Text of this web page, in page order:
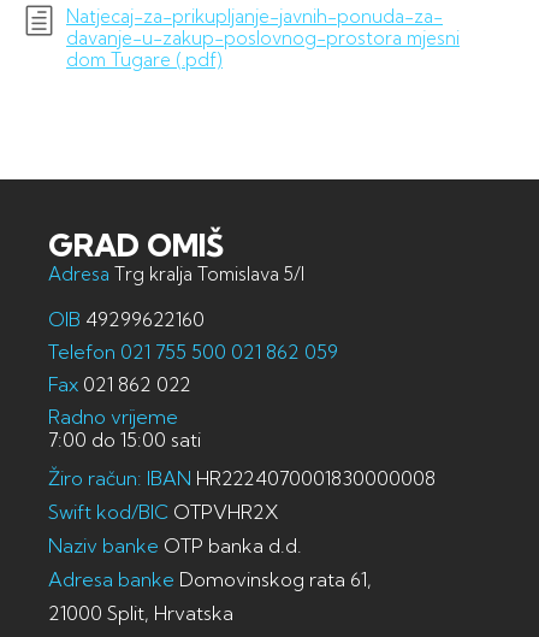
Natjecaj-za-prikupljanje-javnih-ponuda-za-
davanje-u-zakup-poslovnog-prostora mjesni
dom Tugare (.pdf)
GRAD OMIŠ
Adresa Trg kralja Tomislava 5/I
OIB 49299622160
Telefon 021 755 500 021 862 059
Fax 021 862 022
Radno vrijeme
7:00 do 15:00 sati
Žiro račun: IBAN HR2224070001830000008
Swift kod/BIC OTPVHR2X
Naziv banke OTP banka d.d.
Adresa banke Domovinskog rata 61,
21000 Split, Hrvatska